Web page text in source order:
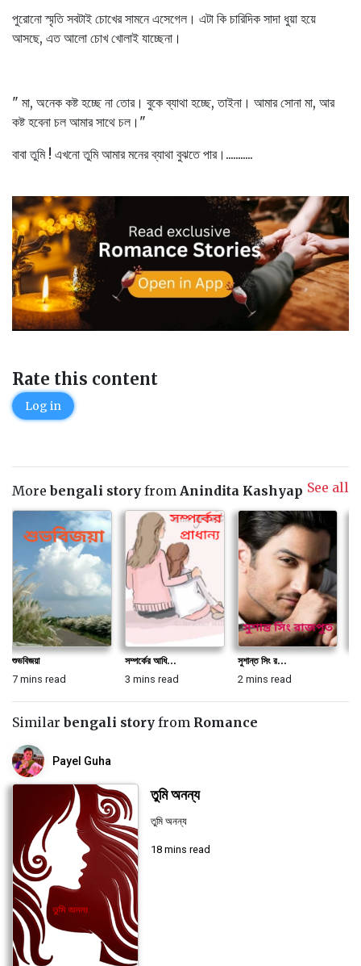
পুরোনো স্মৃতি সবটাই চোখের সামনে এসেগেল। এটা কি চারিদিক সাদা ধুয়া হয়ে
আসছে, এত আলো চোখ খোলাই যাচ্ছেনা।
" মা, অনেক কষ্ট হচ্ছে না তোর। বুকে ব্যাথা হচ্ছে, তাইনা। আমার সোনা মা, আর
কষ্ট হবেনা চল আমার সাথে চল।"
বাবা তুমি ! এখনো তুমি আমার মনের ব্যাথা বুঝতে পার।...........
Rate this content
Log in
Morebengali story from Anindita Kashyap See all
শুভবিজয়া
7 mins read
সম্পর্কের আধি...
3 mins read
সুশান্ত সিং র...
2 mins read
Similarbengali story from Romance
Payel Guha
তুমি অনন্য
তুমি অনন্য
18 mins read